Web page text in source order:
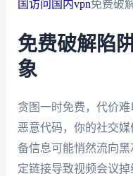
国访问国内vpn免费破
免费破解陷
象
贪图一时免费，代价
恶意代码，你的社交
备信息可能悄然流向
定链接导致视频会议